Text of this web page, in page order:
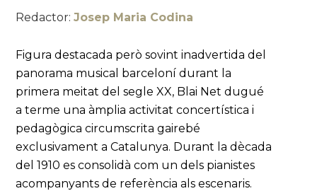
Redactor:Josep Maria Codina
Figura destacada però sovint inadvertida del
panorama musical barceloní durant la
primera meitat del segle XX, Blai Net dugué
a terme una àmplia activitat concertística i
pedagògica circumscrita gairebé
exclusivament a Catalunya. Durant la dècada
del 1910 es consolidà com un dels pianistes
acompanyants de referència als escenaris.